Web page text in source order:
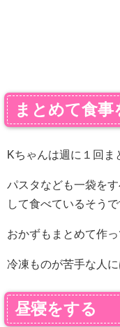
まとめて食事
Kちゃんは週に１回ま
パスタなども一袋を
して食べているそうで
おかずもまとめて作
冷凍ものが苦手な人
昼寝をする